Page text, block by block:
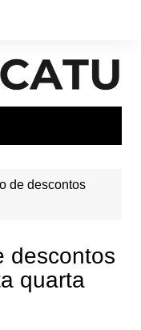
de descontos
descontos
quarta